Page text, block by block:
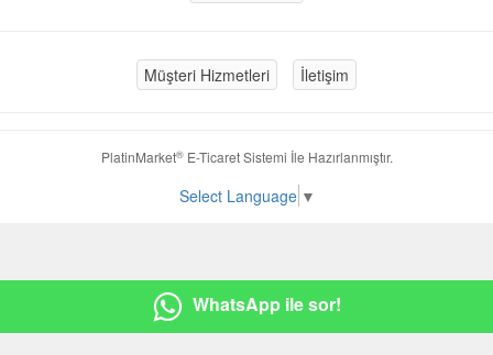
WhatsApp ile sor!
Müşteri Hizmetleri İletişim
PlatinMarket®E-Ticaret Sistemi İle Hazırlanmıştır.
Select Language ▼